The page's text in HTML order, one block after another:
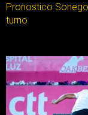
Pronostico
turno